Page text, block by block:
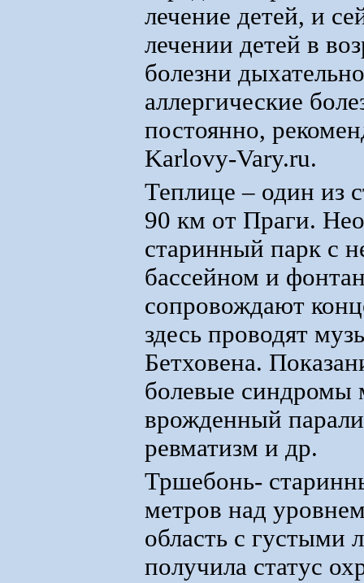
лечение детей, и
лечении детей в
болезни
аллергические
постоянно,
Karlovy-Vary.ru.
Теплице – один из
90 км от Праги.
старинный парк с
бассейном и
сопровождают
здесь проводят
Бетховена.
болевые синдромы
врожденный
ревматизм и др.
Тршебонь-
метров над
область с густыми
получила статус